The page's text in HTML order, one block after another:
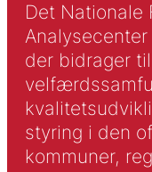
Det Nationale
der bidrager
styring i den
kommuner,